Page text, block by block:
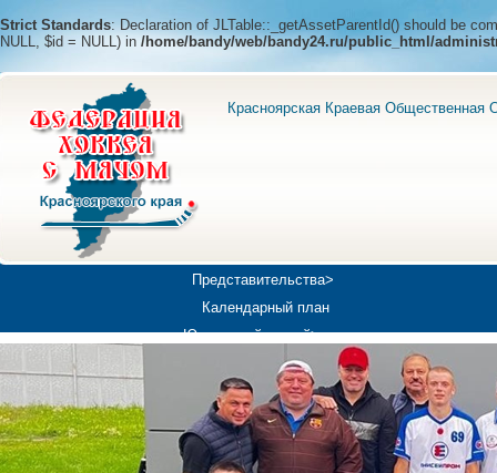
Strict Standards: Declaration of JLTable::_getAssetParentId() should be
NULL, $id = NULL) in /home/bandy/web/bandy24.ru/public_html/
Красноярская Краевая Общественная
Представительства>
Календарный план
Юношеский хоккей>
Медиа>